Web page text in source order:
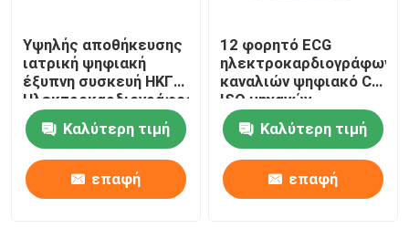
Υψηλής αποθήκευσης
ιατρική ψηφιακή
έξυπνη συσκευή ΗΚΓ
Ηλεκτροκαρδιογράφος
6 καναλιών ΗΚΓ
Καλύτερη τιμή
επαφή
12 φορητό ECG
ηλεκτροκαρδιογράφων
καναλιών ψηφιακό CE
ISO μηχανών
μετάλλων
Καλύτερη τιμή
επαφή